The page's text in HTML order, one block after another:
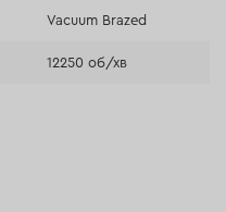
Vacuum Brazed
12250 об/хв